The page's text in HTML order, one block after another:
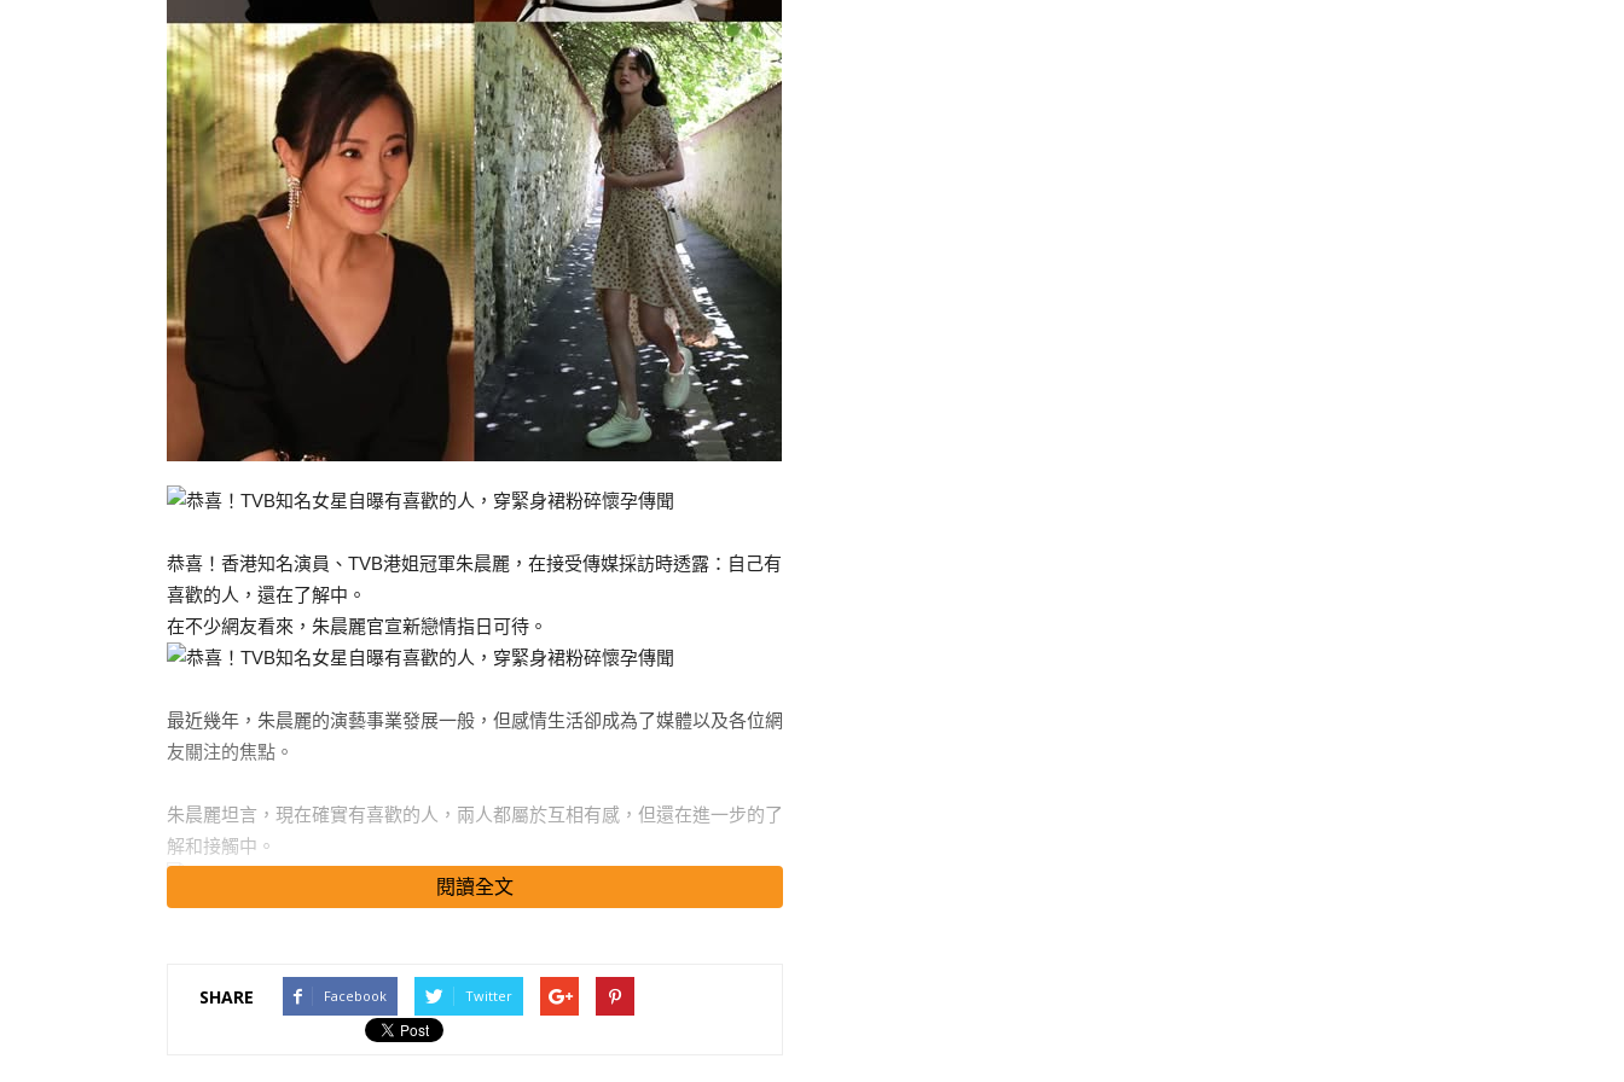
恭喜！香港知名演員、TVB港姐冠軍朱晨麗，在接受傳媒採訪時透露：自己有
喜歡的人，還在了解中。
在不少網友看來，朱晨麗官宣新戀情指日可待。
最近幾年，朱晨麗的演藝事業發展一般，但感情生活卻成為了媒體以及各位網
友關注的焦點。
朱晨麗坦言，現在確實有喜歡的人，兩人都屬於互相有感，但還在進一步的了
解和接觸中。
不過，兩人現在還沒有正式確定戀愛關係。
對於正在萌芽的新戀情，朱晨麗也非常認真的在對待。
閱讀全文
SHARE Facebook Twitter